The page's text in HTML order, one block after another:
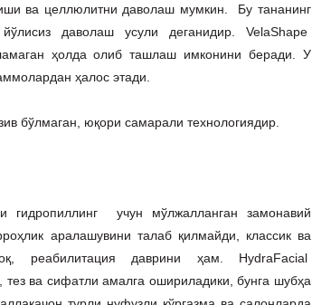
ва целлюлитни даволаш мумкин. Бу тананинг
даволаш усули деганидир. VelaShape
ҳолда олиб ташлаш имконини беради. У
ҳалос этади.
бўлмаган, юқори самарали технологиядир.
гидропиллинг учун мўлжалланган замонавий
аралашувини талаб қилмайди, классик ва
реабилитация даврини ҳам. HydraFacial
ва сифатли амалга ошириладики, бунга шубҳа